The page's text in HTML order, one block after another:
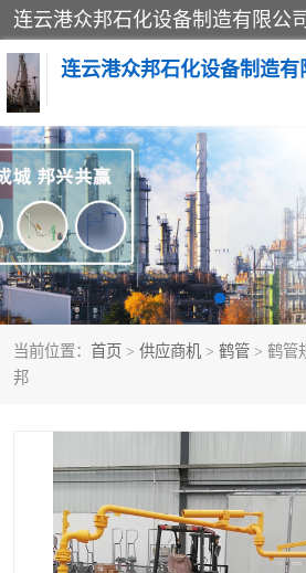
连云港众邦石化设备制造有
当前位置： 首页 > 供应商机 > 鹤管 > 鹤管
邦
鹤管 顶
底部装卸鹤管
液氨鹤管 液
鹤管配件 活
撬装系统设备 装